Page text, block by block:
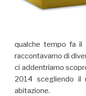
qualche tempo fa il
raccontavamo di
ci addentriamo
2014 scegliendo il
abitazione.